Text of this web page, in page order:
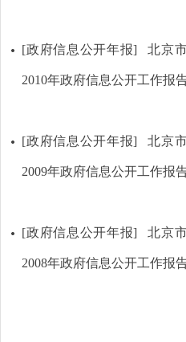
[政府信息公开年报] 北京
2010年政府信息公开工作报
[政府信息公开年报] 北京
2009年政府信息公开工作报
[政府信息公开年报] 北京
2008年政府信息公开工作报